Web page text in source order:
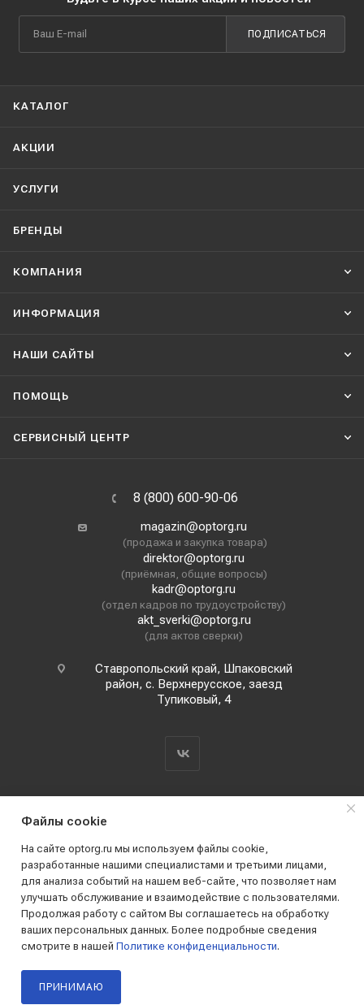
ПОДПИСАТЬСЯ
КАТАЛОГ
АКЦИИ
УСЛУГИ
БРЕНДЫ
КОМПАНИЯ
ИНФОРМАЦИЯ
НАШИ CАЙТЫ
ПОМОЩЬ
СЕРВИСНЫЙ ЦЕНТР
8 (800) 600-90-06
magazin@optorg.ru
(продажа и закупка товара)
direktor@optorg.ru
(приёмная, общие вопросы)
kadr@optorg.ru
(отдел кадров по трудоустройству)
akt_sverki@optorg.ru
(для актов сверки)
Ставропольский край, Шпаковский
район, с. Верхнерусское, заезд
Тупиковый, 4
2019 - 2026 © АО КПК "Ставропольстройопторг"
Все права защищены
Файлы cookie
На сайте optorg.ru мы используем файлы cookie,
разработанные нашими специалистами и третьими лицами,
для анализа событий на нашем веб-сайте, что позволяет нам
улучшать обслуживание и взаимодействие с пользователями.
Продолжая работу с сайтом Вы соглашаетесь на обработку
ваших персональных данных. Более подробные сведения
смотрите в нашей Политике конфиденциальности.
ПРИНИМАЮ